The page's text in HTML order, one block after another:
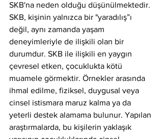
SKB'na neden olduğu düşünülmektedir.
SKB, kişinin yalnızca bir "yaradılış”ı
değil, aynı zamanda yaşam
deneyimleriyle de ilişkili olan bir
durumdur. SKB ile ilişkili en yaygın
çevresel etken, çocuklukta kötü
muamele görmektir. Örnekler arasında
ihmal edilme, fiziksel, duygusal veya
cinsel istismara maruz kalma ya da
yeterli destek alamama bulunur. Yapılan
araştırmalarda, bu kişilerin yaklaşık